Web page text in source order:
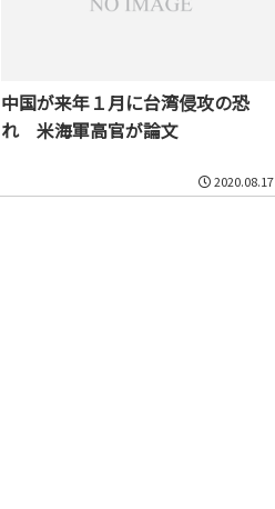
中国が来年１月に台湾侵攻の恐
れ 米海軍高官が論文
2020.08.17